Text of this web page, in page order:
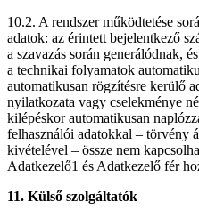
10.2. A rendszer működtetése
adatok: az érintett bejelentkező
a szavazás során generálódnak,
a technikai folyamatok
automatikusan rögzítésre kerülő
nyilatkozata vagy cselekménye
kilépéskor automatikusan
felhasználói adatokkal – törvény
kivételével – össze nem
Adatkezelő1 és Adatkezelő fér
11. Külső szolgáltatók